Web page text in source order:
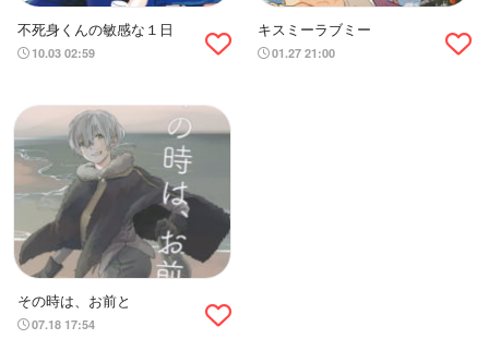
不死身くんの敏感な１日
10.03 02:59
キスミーラブミー
01.27 21:00
その時は、お前と
07.18 17:54